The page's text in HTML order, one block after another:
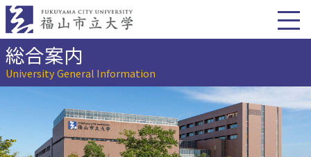
本
へ
動総合案内
University General Information